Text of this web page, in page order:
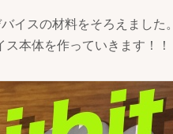
イスの材料をそろえました。
本体を作っていきます！！